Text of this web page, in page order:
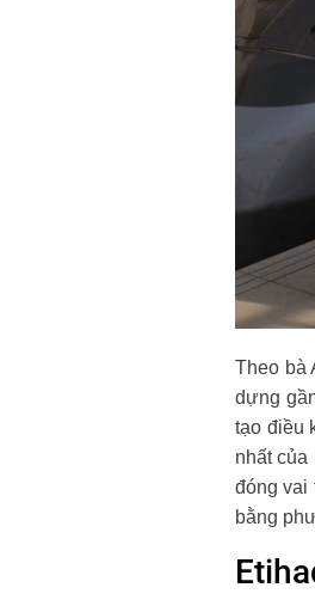
Theo bà
dựng
tạo điều
nhất của
đóng vai
bằng